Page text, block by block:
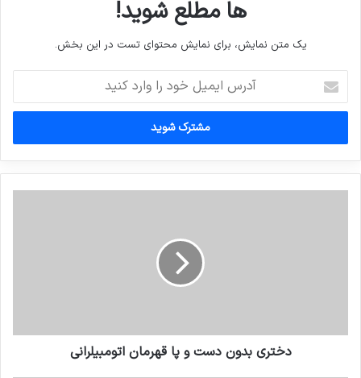
ها مطلع شوید!
یک متن نمایش، برای نمایش محتوای تست در این بخش.
ایمیل
خود
وارد
کنید
دختری بدون دست و پا قهرمان اتومبیلرانی